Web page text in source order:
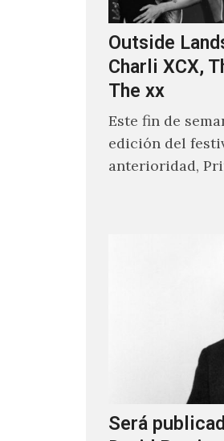
Outside
Charli XCX,
The xx
Este fin de
edición del
anterioridad,
Será